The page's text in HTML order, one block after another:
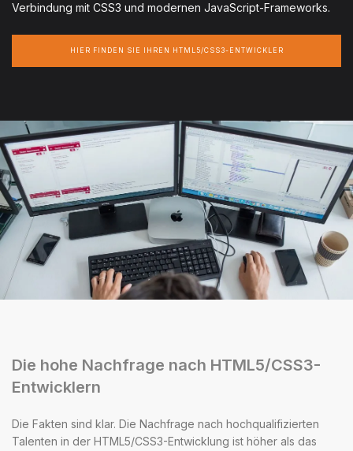
Verbindung mit CSS3 und modernen JavaScript-Frameworks.
HIER FINDEN SIE IHREN HTML5/CSS3-ENTWICKLER
Die hohe Nachfrage nach HTML5/CSS3-
Entwicklern
Die Fakten sind klar. Die Nachfrage nach hochqualifizierten
Talenten in der HTML5/CSS3-Entwicklung ist höher als das